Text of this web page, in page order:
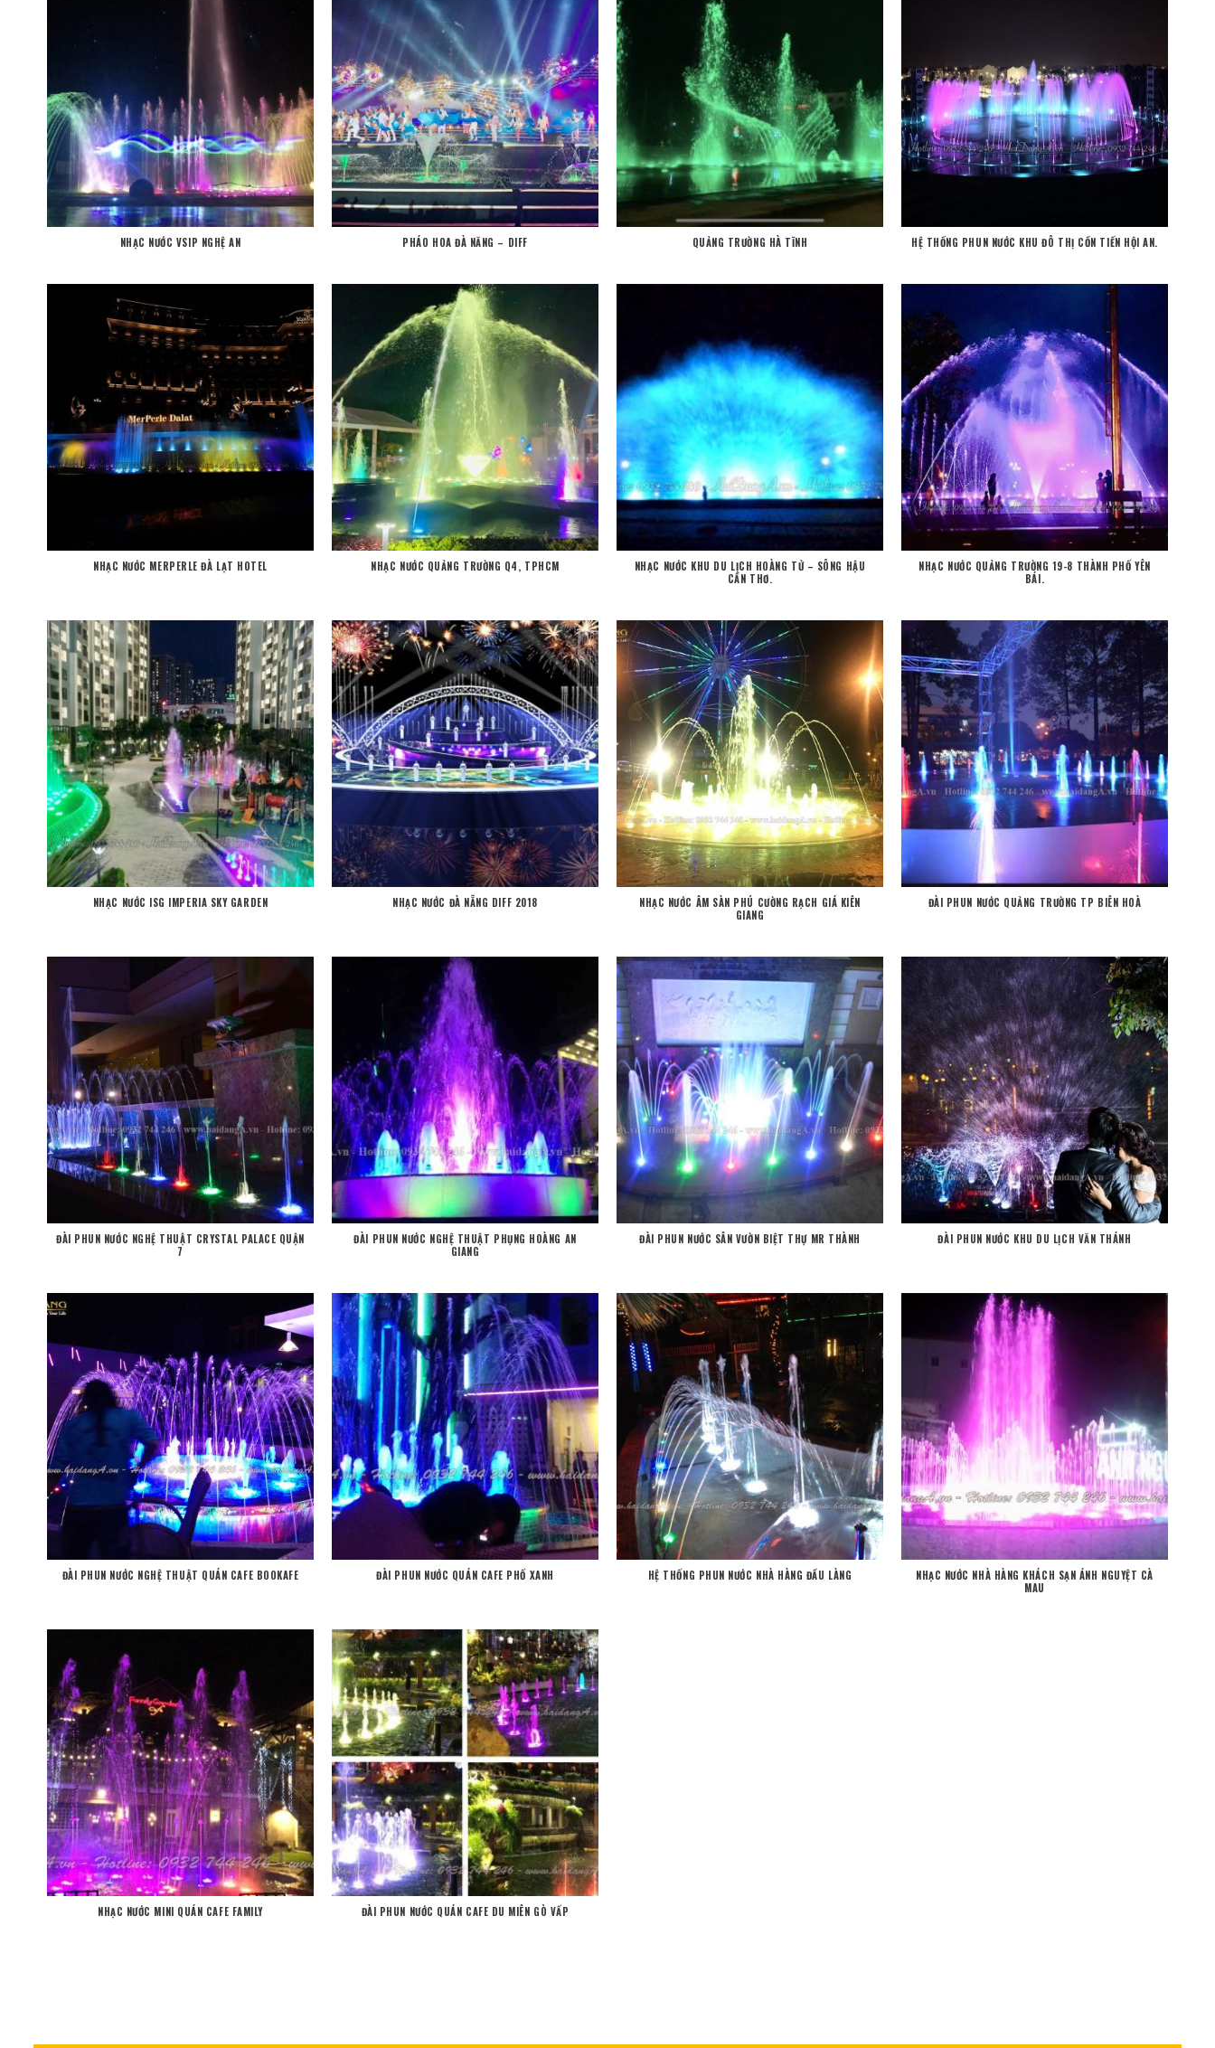
NHẠC NƯỚC VSIP NGHỆ AN PHÁO HOA ĐÀ NĂNG – DIFF QUẢNG TRƯỜNG HÀ TĨNH HỆ THỐNG PHUN NƯỚC KHU ĐÔ THỊ CỒN TIẾN HỘI AN.
NHẠC NƯỚC MERPERLE ĐÀ LẠT HOTEL NHẠC NƯỚC QUẢNG TRƯỜNG Q4, TPHCM
NHẠC NƯỚC KHU DU LỊCH HOÀNG TỬ – SÔNG HẬU
CẦN THƠ.
NHẠC NƯỚC QUẢNG TRƯỜNG 19-8 THÀNH PHỐ YÊN
BÁI.
NHẠC NƯỚC ISG IMPERIA SKY GARDEN NHẠC NƯỚC ĐÀ NẴNG DIFF 2018
NHẠC NƯỚC ÂM SÀN PHÚ CƯỜNG RẠCH GIÁ KIÊN
GIANG
ĐÀI PHUN NƯỚC QUẢNG TRƯỜNG TP BIÊN HOÀ
ĐÀI PHUN NƯỚC NGHỆ THUẬT CRYSTAL PALACE QUẬN
7
ĐÀI PHUN NƯỚC NGHỆ THUẬT PHỤNG HOÀNG AN
GIANG
ĐÀI PHUN NƯỚC SÂN VƯỜN BIỆT THỰ MR THÀNH ĐÀI PHUN NƯỚC KHU DU LỊCH VĂN THÁNH
ĐÀI PHUN NƯỚC NGHỆ THUẬT QUÁN CAFE BOOKAFE ĐÀI PHUN NƯỚC QUÁN CAFE PHỐ XANH HỆ THỐNG PHUN NƯỚC NHÀ HÀNG ĐẦU LÀNG
NHẠC NƯỚC NHÀ HÀNG KHÁCH SẠN ÁNH NGUYỆT CÀ
MAU
NHẠC NƯỚC MINI QUÁN CAFE FAMILY ĐÀI PHUN NƯỚC QUÁN CAFE DU MIÊN GÒ VẤP